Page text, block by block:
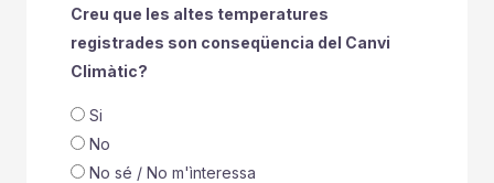
Creu que les altes temperatures
registrades son conseqüencia del Canvi
Climàtic?
Si
No
No sé / No m'ìnteressa